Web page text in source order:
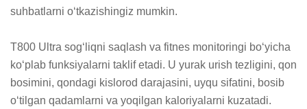
suhbatlarni o‘tkazishingiz mumkin.
T800 Ultra sog‘liqni saqlash va fitnes monitoringi bo‘yicha
ko‘plab funksiyalarni taklif etadi. U yurak urish tezligini, qon
bosimini, qondagi kislorod darajasini, uyqu sifatini, bosib
o‘tilgan qadamlarni va yoqilgan kaloriyalarni kuzatadi.